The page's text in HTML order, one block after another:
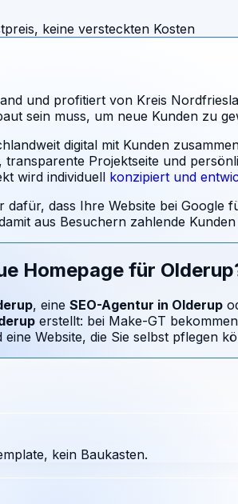
keine versteckten Kosten
und profitiert von Kreis
sein muss, um neue Kunden zu
digital mit Kunden
Projektseite und
wird individuell konzipiert und
dafür, dass Ihre Website bei Google
aus Besuchern zahlende
Homepage für Olderup
, eine SEO-Agentur in Olderup
erstellt: bei Make-GT
Website, die Sie selbst pflegen
kein Baukasten.